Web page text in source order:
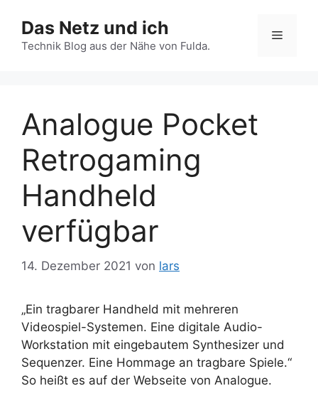
Inhalt
springen
Das Netz und ich
Technik Blog aus der Nähe von Fulda.
Menü
Analogue Pocket
Retrogaming
Handheld
verfügbar
14. Dezember 2021 von lars
„Ein tragbarer Handheld mit mehreren
Videospiel-Systemen. Eine digitale Audio-
Workstation mit eingebautem Synthesizer und
Sequenzer. Eine Hommage an tragbare Spiele.“
So heißt es auf der Webseite von Analogue.